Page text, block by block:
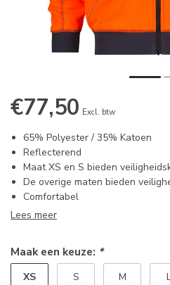
€77,50 Excl. btw
65% Polyester / 35% Katoen
Reflecterend
Maat XS en S bieden
De overige maten bieden
Comfortabel
Lees meer
Maak een keuze: *
XS S M